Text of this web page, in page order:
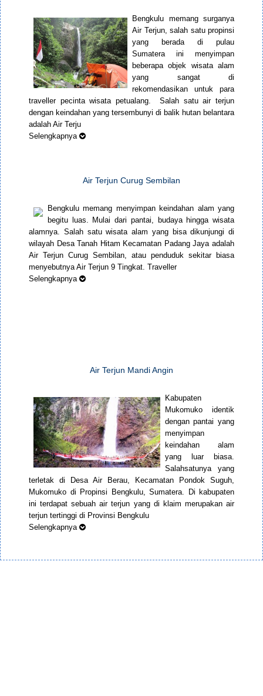
Bengkulu memang surganya
Air Terjun, salah satu propinsi
yang berada di pulau
Sumatera ini menyimpan
beberapa objek wisata alam
yang sangat di
rekomendasikan untuk para
traveller pecinta wisata petualang. Salah satu air terjun
dengan keindahan yang tersembunyi di balik hutan belantara
adalah Air Terju
Selengkapnya
Air Terjun Curug Sembilan
Bengkulu memang menyimpan keindahan alam yang
begitu luas. Mulai dari pantai, budaya hingga wisata
alamnya. Salah satu wisata alam yang bisa dikunjungi di
wilayah Desa Tanah Hitam Kecamatan Padang Jaya adalah
Air Terjun Curug Sembilan, atau penduduk sekitar biasa
menyebutnya Air Terjun 9 Tingkat. Traveller
Selengkapnya
Air Terjun Mandi Angin
Kabupaten
Mukomuko identik
dengan pantai yang
menyimpan
keindahan alam
yang luar biasa.
Salahsatunya yang
terletak di Desa Air Berau, Kecamatan Pondok Suguh,
Mukomuko di Propinsi Bengkulu, Sumatera. Di kabupaten
ini terdapat sebuah air terjun yang di klaim merupakan air
terjun tertinggi di Provinsi Bengkulu
Selengkapnya